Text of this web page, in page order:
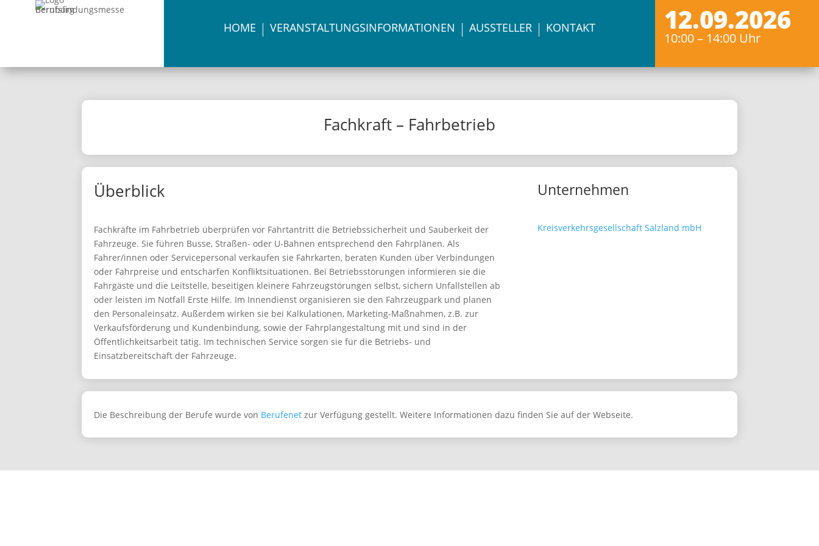
HOME VERANSTALTUNGS­INFORMATIONEN AUSSTELLER KONTAKT 12.09.2026
10:00 – 14:00 Uhr
Fachkraft – Fahrbetrieb
Überblick
Fachkräfte im Fahrbetrieb überprüfen vor Fahrtantritt die Betriebssicherheit und Sauberkeit der
Fahrzeuge. Sie führen Busse, Straßen- oder U-Bahnen entsprechend den Fahrplänen. Als
Fahrer/innen oder Servicepersonal verkaufen sie Fahrkarten, beraten Kunden über Verbindungen
oder Fahrpreise und entschärfen Konfliktsituationen. Bei Betriebsstörungen informieren sie die
Fahrgäste und die Leitstelle, beseitigen kleinere Fahrzeugstörungen selbst, sichern Unfallstellen ab
oder leisten im Notfall Erste Hilfe. Im Innendienst organisieren sie den Fahrzeugpark und planen
den Personaleinsatz. Außerdem wirken sie bei Kalkulationen, Marketing-Maßnahmen, z.B. zur
Verkaufsförderung und Kundenbindung, sowie der Fahrplangestaltung mit und sind in der
Öffentlichkeitsarbeit tätig. Im technischen Service sorgen sie für die Betriebs- und
Einsatzbereitschaft der Fahrzeuge.
Unternehmen
Kreisverkehrsgesellschaft Salzland mbH
Die Beschreibung der Berufe wurde von Berufenet zur Verfügung gestellt. Weitere Informationen dazu finden Sie auf der Webseite.